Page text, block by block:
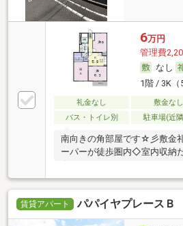
6万円
管理費
なし
1階 / 3K（
礼金なし 敷金なし
バス・トイレ別
駐車場(近
南向きの角部屋です☆彡敷金
ーパーが徒歩圏内◇室内収納
賃貸アパート パパイヤプレースＢ